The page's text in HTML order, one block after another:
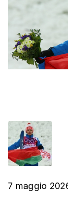
7 maggio